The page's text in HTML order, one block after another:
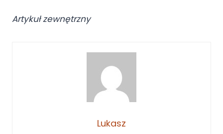
Artykuł zewnętrzny
Lukasz